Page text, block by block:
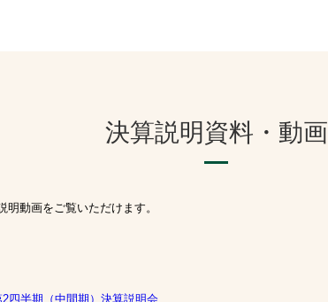
決算説明資料・動画
動画をご覧いただけます。
四半期（中間期）決算説明会